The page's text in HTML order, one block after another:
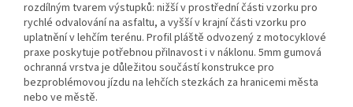
rozdílným tvarem výstupků: nižší v prostřední části vzorku pro
rychlé odvalování na asfaltu, a vyšší v krajní části vzorku pro
uplatnění v lehčím terénu. Profil pláště odvozený z motocyklové
praxe poskytuje potřebnou přilnavost i v náklonu. 5mm gumová
ochranná vrstva je důležitou součástí konstrukce pro
bezproblémovou jízdu na lehčích stezkách za hranicemi města
nebo ve městě.